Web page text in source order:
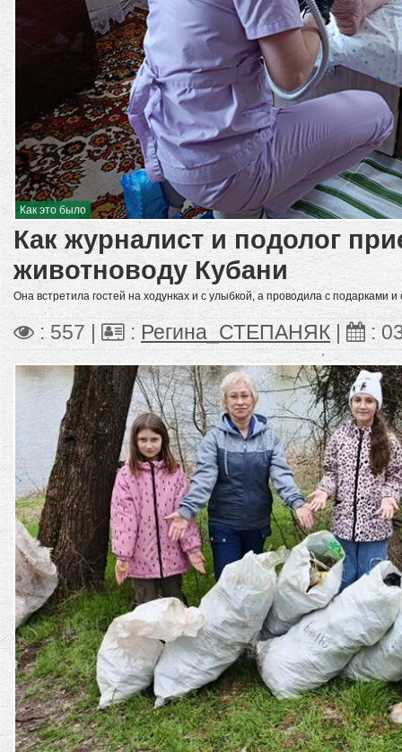
Как это было
Как журналист и подолог
животноводу Кубани
Она встретила гостей на ходунках и с улыбкой, а проводила с подарками и
: 557 | : Регина_СТЕПАНЯК | :